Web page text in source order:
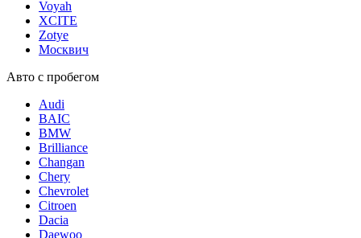
Voyah
XCITE
Zotye
Москвич
Авто с пробегом
Audi
BAIC
BMW
Brilliance
Changan
Chery
Chevrolet
Citroen
Dacia
Daewoo